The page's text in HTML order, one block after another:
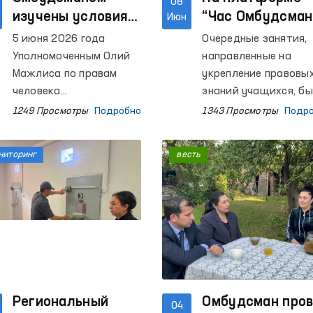
изучены условия
содержания в
ряде учреждений
Ферганской
области
5 июня 2026 года
Уполномоченным Олий
Мажлиса по правам
человека
(омбудсманом)
мониторинговые
посещения ряда
учреждений по
содержанию лиц с
ограниченной свободой
1249 Просмотры Подробно
08
Июн
“Час
повышается
правовая
грамотность
школьников
Очередные занятия,
направленные на
укрепление
знаний учащихся,
организованы в
школах Республики
Каракалпакстан,
Кашкадарьинской,
Ташкентской,
Хорезмской,
областей, а также
города Ташкента. В
уроках, проведённых
представителями
1343 Просмотры
Региональный
04
Омбудсман
весть